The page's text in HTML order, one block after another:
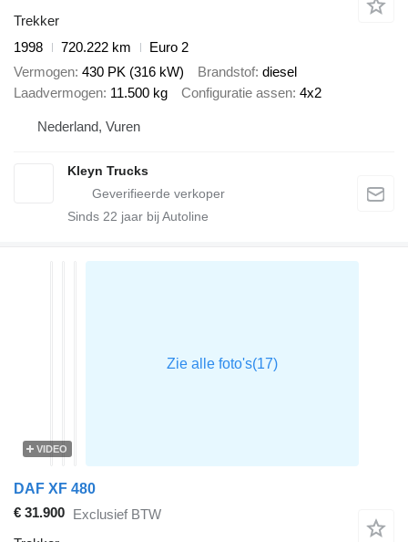
Trekker
1998
720.222 km
Euro 2
Vermogen 430 PK (316 kW) Brandstof diesel
Laadvermogen 11.500 kg Configuratie assen 4x2
Nederland, Vuren
Kleyn Trucks
Sinds 22 jaar bij Autoline
VIDEO
DAF XF 480
€ 31.900 Exclusief BTW